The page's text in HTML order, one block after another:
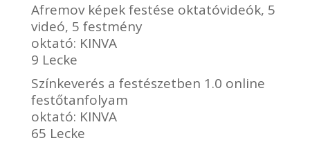
Afremov képek festése oktatóvideók, 5
videó, 5 festmény
oktató: KINVA
9 Lecke
Színkeverés a festészetben 1.0 online
festőtanfolyam
oktató: KINVA
65 Lecke